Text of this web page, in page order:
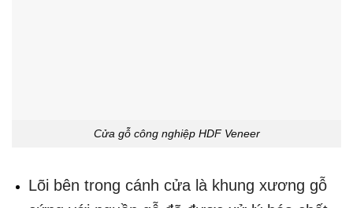
Cửa gỗ công nghiệp HDF Veneer
Lõi bên trong cánh cửa là khung xương gỗ